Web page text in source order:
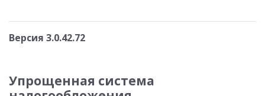
Версия 3.0.42.72
Упрощенная система